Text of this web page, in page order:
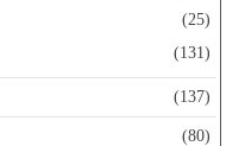
(25)
(131)
(137)
(80)